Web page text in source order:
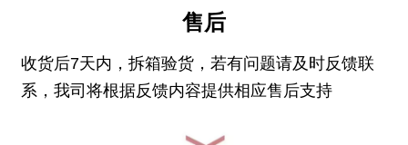
售后
收货后7天内，拆箱验货，若有问题请及时反馈联
系，我司将根据反馈内容提供相应售后支持